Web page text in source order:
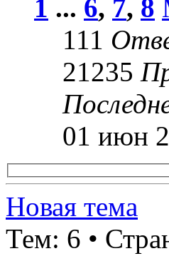
1 ... 6, 7, 8
111
21235
01 июн
Новая тема
Тем: 6 •